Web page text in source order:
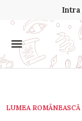
Intra
LUMEA ROMÂNEASCĂ